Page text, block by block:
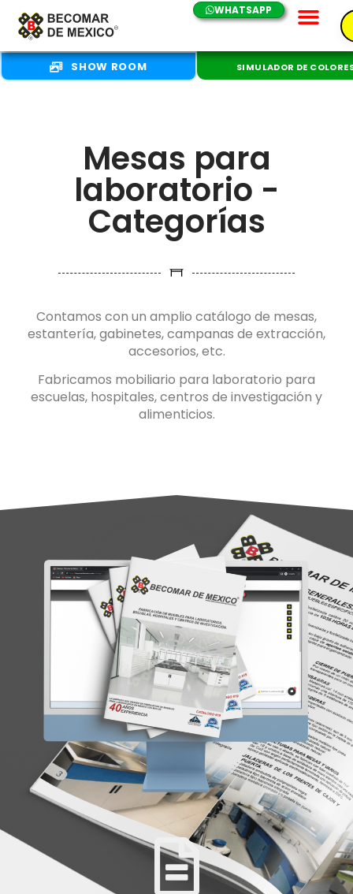
WHATSAPP
SHOW ROOM SIMULADOR DE
Mesas para
laboratorio -
Categorías
Contamos con un amplio catálogo de mesas,
estantería, gabinetes, campanas de extracción,
accesorios, etc.
Fabricamos mobiliario para laboratorio para
escuelas, hospitales, centros de investigación y
alimenticios.